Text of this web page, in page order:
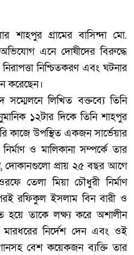
শাহপুর গ্রামের বাসিন্দা মো.
এনে দোষীদের বিরুদ্ধে
নিশ্চিতকরণ এবং ঘটনার
করেছেন।
সম্মেলনে লিখিত বক্তব্যে তিনি
১২টার দিকে তিনি শাহপুর
কাজে উপস্থিত একজন সার্ভেয়ার
ও মালিকানা সম্পর্কে তার
দোকানগুলো প্রায় ২৫ বছর আগে
তেলা মিয়া চৌধুরী নির্মাণ
রফিকুল ইসলাম বিন বারী ও
হয়ে তাকে লক্ষ্য করে অশালীন
নির্দেশ দেন এবং ওই
বেশ কয়েকজন ব্যক্তি তার